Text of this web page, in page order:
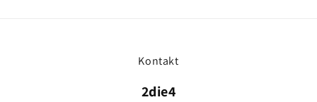
Kontakt
2die4